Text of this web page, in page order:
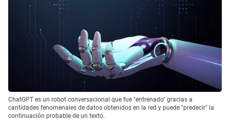
ChatGPT es un robot conversacional que fue "entrenado" gracias a
cantidades fenomenales de datos obtenidos en la red y puede "predecir" la
continuación probable de un texto.